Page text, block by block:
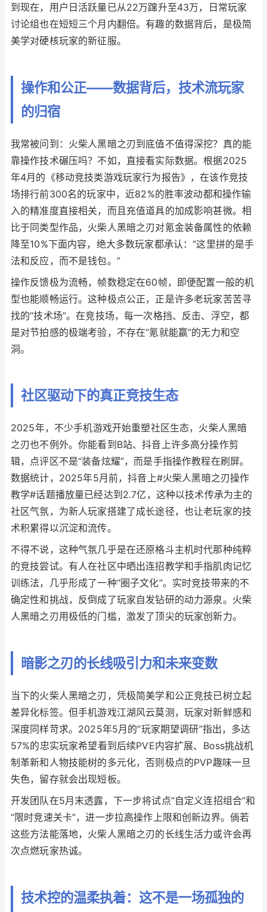
到现在，用户日活跃量已从22万蹿升至43万，日常玩家
讨论组也在短短三个月内翻倍。有趣的数据背后，是极简
美学对硬核玩家的新征服。
操作和公正——数据背后，技术流玩家
的归宿
我常被问到：火柴人黑暗之刃到底值不值得深挖？真的能
靠操作技术碾压吗？不如，直接看实际数据。根据2025
年4月的《移动竞技类游戏玩家行为报告》，在该作竞技
场排行前300名的玩家中，近82%的胜率波动都和操作输
入的精准度直接相关，而且充值道具的加成影响甚微。相
比于同类型作品，火柴人黑暗之刃对氪金装备属性的依赖
降至10%下面内容，绝大多数玩家都承认：“这里拼的是手
法和反应，而不是钱包。”
操作反馈极为流畅，帧数稳定在60帧，即便配置一般的机
型也能顺畅运行。这种极点公正，正是许多老玩家苦苦寻
找的“技术场”。在竞技场，每一次格挡、反击、浮空，都
是对节拍感的极端考验，不存在“氪就能赢”的无力和空
洞。
社区驱动下的真正竞技生态
2025年，不少手机游戏开始重塑社区生态，火柴人黑暗
之刃也不例外。你能看到B站、抖音上许多高分操作剪
辑，点评区不是“装备炫耀”，而是手指操作教程在刷屏。
数据统计，2025年5月前，抖音上#火柴人黑暗之刃操作
教学#话题播放量已经达到2.7亿，这种以技术传承为主的
社区气氛，为新人玩家搭建了成长途径，也让老玩家的技
术积累得以沉淀和流传。
不得不说，这种气氛几乎是在还原格斗主机时代那种纯粹
的竞技尝试。有人在社区中晒出连招教学和手指肌肉记忆
训练法，几乎形成了一种“圈子文化”。实时竞技带来的不
确定性和挑战，反倒成了玩家自发钻研的动力源泉。火柴
人黑暗之刃用极低的门槛，激发了顶尖的玩家创新力。
暗影之刃的长线吸引力和未来变数
当下的火柴人黑暗之刃，凭极简美学和公正竞技已树立起
差异化标签。但手机游戏江湖风云莫测，玩家对新鲜感和
深度同样苛求。2025年5月的“玩家期望调研”指出，多达
57%的忠实玩家希望看到后续PVE内容扩展、Boss挑战机
制革新和人物技能树的多元化，否则极点的PVP趣味一旦
失色，留存就会出现短板。
开发团队在5月末透露，下一步将试点“自定义连招组合”和
“限时竞速关卡”，进一步拉高操作上限和创新边界。倘若
这些方法能落地，火柴人黑暗之刃的长线生活力或许会再
次点燃玩家热诚。
技术控的温柔执着：这不是一场孤独的